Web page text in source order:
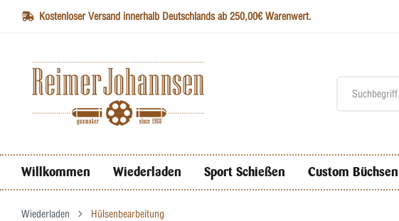
Kostenloser Versand innerhalb Deutschlands ab 250,00€ Warenwert.
Willkommen Wiederladen Sport Schießen Custom Büchsen
Wiederladen Hülsenbearbeitung